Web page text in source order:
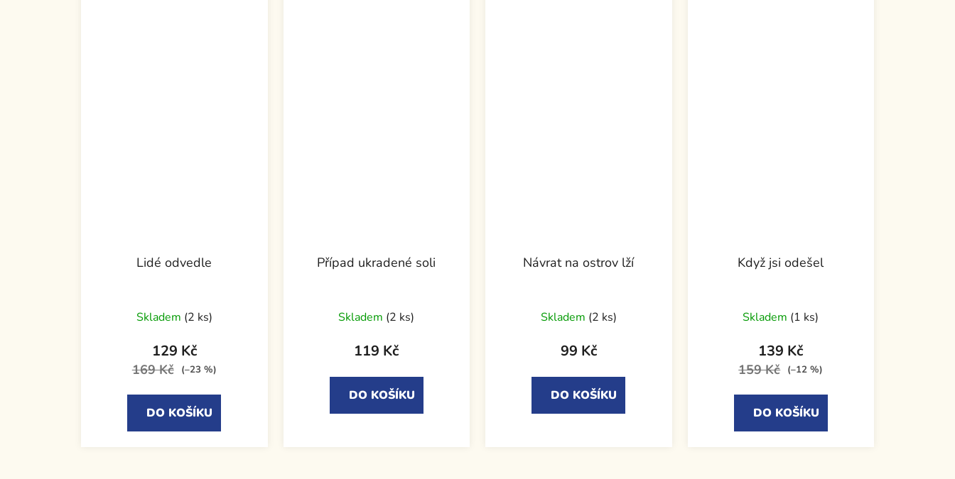
Lidé odvedle
Skladem (2 ks)
129 Kč
169 Kč (–23 %)
DO KOŠÍKU
Případ ukradené soli
Skladem (2 ks)
119 Kč
DO KOŠÍKU
Návrat na ostrov lží
Skladem (2 ks)
99 Kč
DO KOŠÍKU
Když jsi odešel
Skladem (1 ks)
139 Kč
159 Kč (–12 %)
DO KOŠÍKU